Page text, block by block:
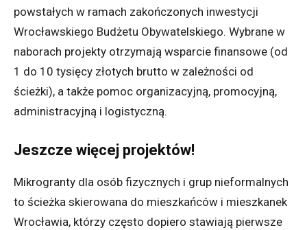
powstałych w ramach zakończonych inwestycji
Wrocławskiego Budżetu Obywatelskiego. Wybrane w
naborach projekty otrzymają wsparcie finansowe (od
1 do 10 tysięcy złotych brutto w zależności od
ścieżki), a także pomoc organizacyjną, promocyjną,
administracyjną i logistyczną.
Jeszcze więcej projektów!
Mikrogranty dla osób fizycznych i grup nieformalnych
to ścieżka skierowana do mieszkańców i mieszkanek
Wrocławia, którzy często dopiero stawiają pierwsze